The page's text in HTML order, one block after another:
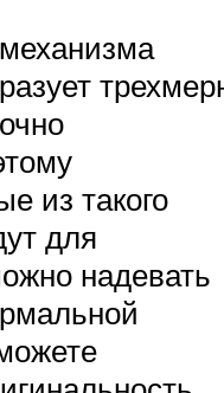
из такого
для
надевать